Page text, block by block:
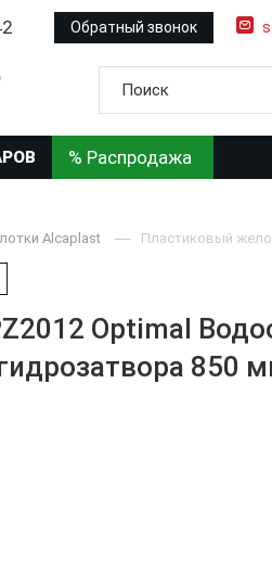
Обратный звонок
% Распродажа
Alcaplast Пластиковый
Optimal
850